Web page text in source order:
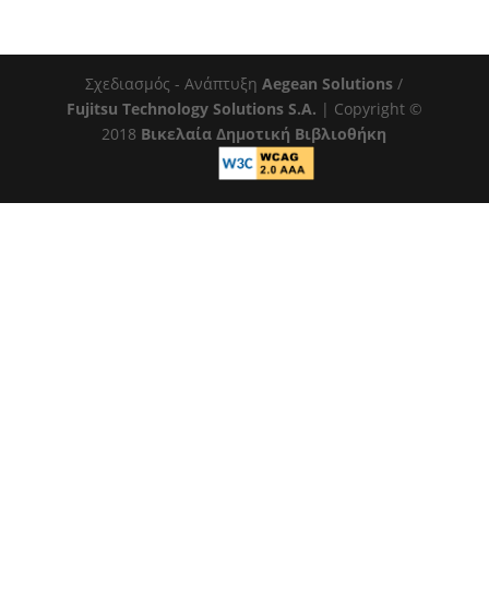
Σχεδιασμός - ΑνάπτυξηAegean Solutions /
Fujitsu Technology Solutions S.A. | Copyright ©
2018 Βικελαία Δημοτική Βιβλιοθήκη